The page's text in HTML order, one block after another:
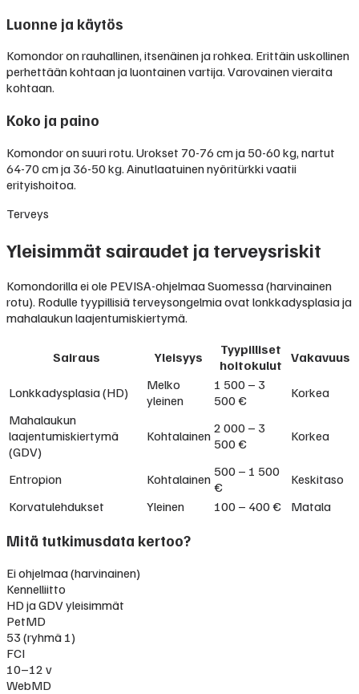
Luonne ja käytös
Komondor on rauhallinen, itsenäinen ja rohkea. Erittäin uskollinen
perhettään kohtaan ja luontainen vartija. Varovainen vieraita
kohtaan.
Koko ja paino
Komondor on suuri rotu. Urokset 70-76 cm ja 50-60 kg, nartut
64-70 cm ja 36-50 kg. Ainutlaatuinen nyöritürkki vaatii
erityishoitoa.
Terveys
Yleisimmät sairaudet ja terveysriskit
Komondorilla ei ole PEVISA-ohjelmaa Suomessa (harvinainen
rotu). Rodulle tyypillisiä terveysongelmia ovat lonkkadysplasia ja
mahalaukun laajentumiskiertymä.
Sairaus Yleisyys
Tyypilliset
hoitokulut Vakavuus
Lonkkadysplasia (HD)
Melko
yleinen
1 500 – 3
500 €
Korkea
Mahalaukun
laajentumiskiertymä
(GDV)
Kohtalainen 2 000 – 3
500 €
Korkea
Entropion Kohtalainen 500 – 1 500
€
Keskitaso
Korvatulehdukset
Yleinen 100 – 400 € Matala
Mitä tutkimusdata kertoo?
Ei ohjelmaa (harvinainen)
Kennelliitto
HD ja GDV yleisimmät
PetMD
53 (ryhmä 1)
FCI
10–12 v
WebMD